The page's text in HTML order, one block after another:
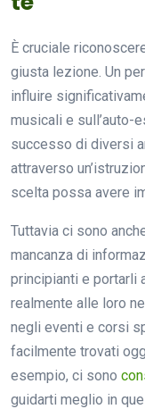
È cruciale
giusta lezione. Un
influire
musicali e sull’auto-
successo di diversi
attraverso
scelta possa avere
Tuttavia ci sono
mancanza di
principianti e portarli
realmente alle loro
negli eventi e corsi
facilmente trovati
esempio, ci sono
guidarti meglio in